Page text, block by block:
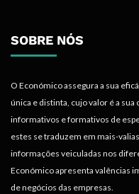
SOBRE NÓS
O Económico assegura a sua
única e distinta, cujo valor é a
informativos e formativos de
estes se traduzem em mais-
informações veiculadas nos
Económico apresenta valências
de negócios das empresas.